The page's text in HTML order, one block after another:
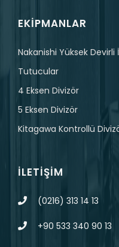
EKIPMANLAR
Nakanishi Yüksek
Tutucular
4 Eksen Divizör
5 Eksen Divizör
Kitagawa Kontrollü
İLETIŞIM
(0216) 313 14 13
+90 533 340 90 13